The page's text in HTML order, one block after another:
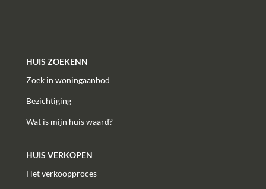
HUIS ZOEKENN
Zoek in woningaanbod
Bezichtiging
Wat is mijn huis waard?
HUIS VERKOPEN
Het verkoopproces